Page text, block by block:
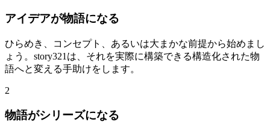
アイデアが物語になる
ひらめき、コンセプト、あるいは大まかな前提から始めまし
ょう。story321は、それを実際に構築できる構造化された物
語へと変える手助けをします。
2
物語がシリーズになる